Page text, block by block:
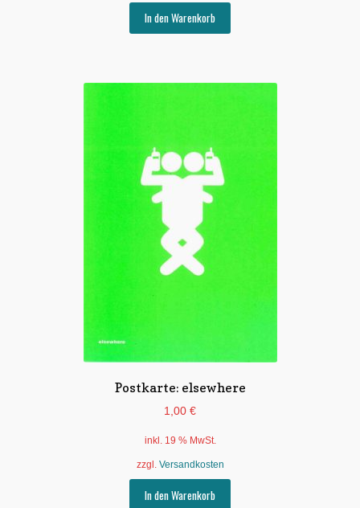
In den Warenkorb
Postkarte: elsewhere
1,00 €
inkl. 19 % MwSt.
zzgl. Versandkosten
In den Warenkorb